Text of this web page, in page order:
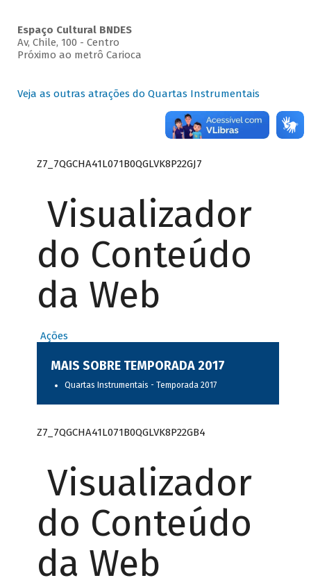
Espaço Cultural BNDES
Av, Chile, 100 - Centro
Próximo ao metrô Carioca
Veja as outras atrações do Quartas Instrumentais
Z7_7QGCHA41L071B0QGLVK8P22GJ7
Visualizador
do Conteúdo
da Web
Ações
MAIS SOBRE TEMPORADA 2017
Quartas Instrumentais - Temporada 2017
Z7_7QGCHA41L071B0QGLVK8P22GB4
Visualizador
do Conteúdo
da Web